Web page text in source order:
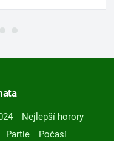
Nejlepší horory
Partie
Počasí